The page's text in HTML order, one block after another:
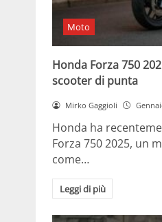
Moto
Honda Forza 750
scooter di punta
Mirko Gaggioli
Honda ha
Forza 750 2025, un
come…
Leggi di più